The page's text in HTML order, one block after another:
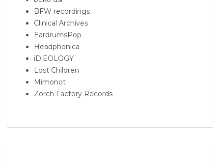
BFW recordings
Clinical Archives
EardrumsPop
Headphonica
iD.EOLOGY
Lost Children
Mimonot
Zorch Factory Records